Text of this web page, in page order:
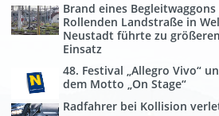
Brand eines
Rollenden Landstraße in
Neustadt führte zu
Einsatz
48. Festival „Allegro Vivo“
dem Motto „On Stage“
Radfahrer bei Kollision